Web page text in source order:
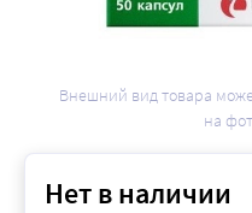
Внешний вид товара
на
Нет в наличии